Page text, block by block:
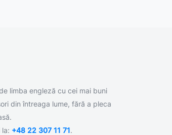
limba engleză cu cei mai buni
din întreaga lume, fără a pleca
la: +48 22 307 11 71.